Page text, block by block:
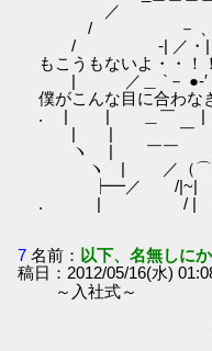
／
/ － 、－､ ヽ/
/ -| ／・|・ヽ
もこうもないよ・・！！
| ／＿ `－ ●-′
僕がこんな目に合わな
. | | ＿￣ |
| | ￣ | ─ |
ヽ | ￣￣ |＿
ヽ | ／（⌒|＼
┝━／ /|~| |━l
. | / | |
7 名前： 以下、名無しに
稿日：2012/05/16(水)
～入社式～
,. -‐ ､.
／